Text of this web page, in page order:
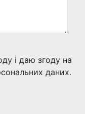
і даю згоду на
даних.